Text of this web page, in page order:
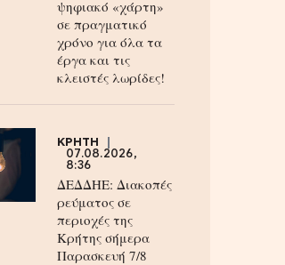
ψηφιακό «χάρτη»
σε πραγματικό
χρόνο για όλα τα
έργα και τις
κλειστές λωρίδες!
ΚΡΗΤΗ
07.08.2026,
8:36
ΔΕΔΔΗΕ: Διακοπές
ρεύματος σε
περιοχές της
Κρήτης σήμερα
Παρασκευή 7/8